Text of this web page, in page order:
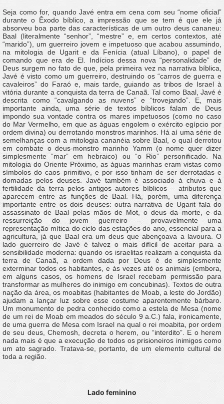
Seja como for, quando Javé entra em cena com seu “nome oficial”
durante o Êxodo bíblico, a impressão que se tem é que ele já
absorveu boa parte das características de um outro deus cananeu:
Baal (literalmente “senhor”, “mestre” e, em certos contextos, até
“marido”), um guerreiro jovem e impetuoso que acabou assumindo,
na mitologia de Ugarit e da Fenícia (atual Líbano), o papel de
comando que era de El. Indícios dessa nova “personalidade” de
Deus surgem no fato de que, pela primeira vez na narrativa bíblica,
Javé é visto como um guerreiro, destruindo os “carros de guerra e
cavaleiros” do Faraó e, mais tarde, guiando as tribos de Israel à
vitória durante a conquista da terra de Canaã. Tal como Baal, Javé é
descrita como “cavalgando as nuvens” e “trovejando”. E, mais
importante ainda, uma série de textos bíblicos falam de Deus
impondo sua vontade contra os mares impetuosos (como no caso
do Mar Vermelho, em que as águas engolem o exército egípcio por
ordem divina) ou derrotando monstros marinhos. Há aí uma série de
semelhanças com a mitologia cananéia sobre Baal, o qual derrotou
em combate o deus-monstro marinho Yamm (o nome quer dizer
simplesmente “mar” em hebraico) ou “o Rio” personificado. Na
mitologia do Oriente Próximo, as águas marinhas eram vistas como
símbolos do caos primitivo, e por isso tinham de ser derrotadas e
domadas pelos deuses. Javé também é associado à chuva e à
fertilidade da terra pelos antigos autores bíblicos – atributos que
aparecem entre as funções de Baal. Há, porém, uma diferença
importante entre os dois deuses: outra narrativa de Ugarit fala do
assassinato de Baal pelas mãos de Mot, o deus da morte, e da
ressurreição do jovem guerreiro – provavelmente uma
representação mítica do ciclo das estações do ano, essencial para a
agricultura, já que Baal era um deus que abençoava a lavoura. O
lado guerreiro de Javé é talvez o mais difícil de aceitar para a
sensibilidade moderna: quando os israelitas realizam a conquista da
terra de Canaã, a ordem dada por Deus é de simplesmente
exterminar todos os habitantes, e às vezes até os animais (embora,
em alguns casos, os homens de Israel recebam permissão para
transformar as mulheres do inimigo em concubinas). Textos de outra
nação da área, os moabitas (habitantes de Moab, a leste do Jordão)
ajudam a lançar luz sobre esse costume aparentemente bárbaro.
Um monumento de pedra conhecido como a estela de Mesa (nome
de um rei de Moab em meados do século 9 a.C.) fala, ironicamente,
de uma guerra de Mesa com Israel na qual o rei moabita, por ordem
de seu deus, Chemosh, decreta o herem, ou “interdito”. E o herem
nada mais é que a execução de todos os prisioneiros inimigos como
um ato sagrado. Tratava-se, portanto, de um elemento cultural de
toda a região.
Lado feminino